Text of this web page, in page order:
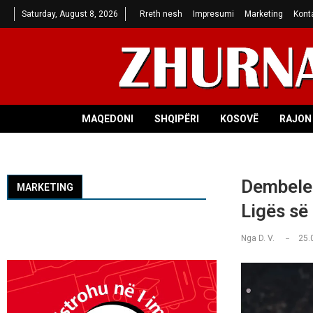
Saturday, August 8, 2026 Rreth nesh Impresumi Marketing
MAQEDONI SHQIPËRI KOSOVË
Ligës
Nga D. V.
MARKETING